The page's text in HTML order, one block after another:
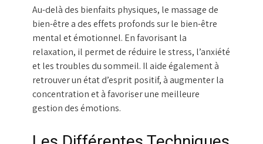
Au-delà des bienfaits physiques, le massage de
bien-être a des effets profonds sur le bien-être
mental et émotionnel. En favorisant la
relaxation, il permet de réduire le stress, l’anxiété
et les troubles du sommeil. Il aide également à
retrouver un état d’esprit positif, à augmenter la
concentration et à favoriser une meilleure
gestion des émotions.